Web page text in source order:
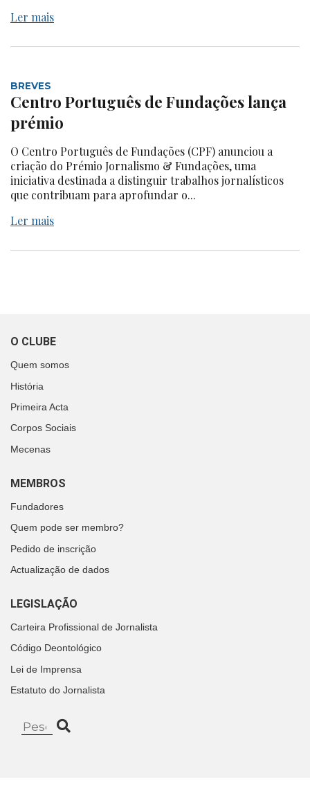
Ler mais
BREVES
Centro Português de Fundações lança
prémio
O Centro Português de Fundações (CPF) anunciou a
criação do Prémio Jornalismo & Fundações, uma
iniciativa destinada a distinguir trabalhos jornalísticos
que contribuam para aprofundar o...
Ler mais
O CLUBE
Quem somos
História
Primeira Acta
Corpos Sociais
Mecenas
MEMBROS
Fundadores
Quem pode ser membro?
Pedido de inscrição
Actualização de dados
LEGISLAÇÃO
Carteira Profissional de Jornalista
Código Deontológico
Lei de Imprensa
Estatuto do Jornalista